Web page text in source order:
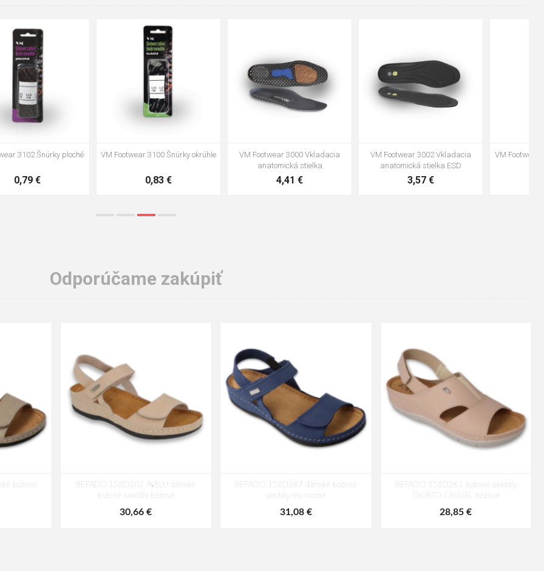
VM Footwear 3002 Vkladacia
35 36
VM Footwear 3900 Čistiaca huba
VM Footwear 3600 Impregnace
water stop
Vložka Bennon ABSORBA XTR
ESD
Odporúčame zakúpiť
kožené
BEFADO 158D102 INBLU dámské
kožené sandály béžové
30,66 €
BEFADO 158D287 dámské kožené
sandály tm. modré
31,08 €
BEFADO 158D261 kožené sandály
DrORTO CASUAL béžové
28,85 €